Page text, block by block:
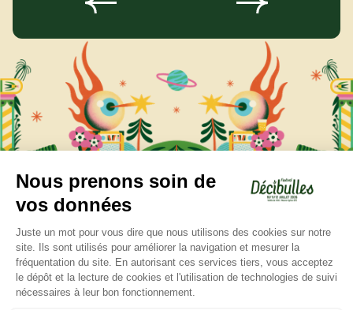
Contact Presse Mentions Légales
S'abonner à la newsletter